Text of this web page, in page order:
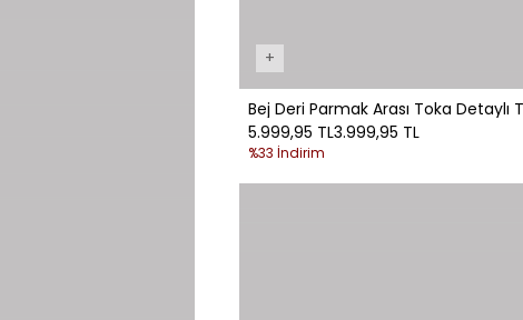
+
Bej Deri Parmak Arası Toka Detaylı
5.999,95 TL3.999,95 TL
%33 İndirim